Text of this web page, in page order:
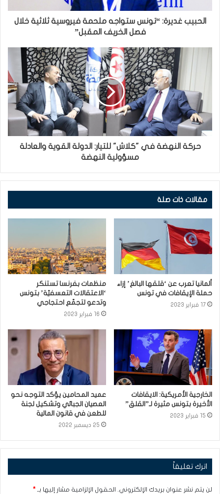
الحبيب غديرة: “تونس ستواجه ملحمة فيروسية ثلاثية خلال
فصل الخريف المقبل”
حركة النهضة في "كلاش" للتيار: الدولة القوية والعادلة
مسؤولية النهضة
مقالات ذات صلة
ألمانيا تعرب عن ‘قلقها البالغ’ إزاء
حملة الإيقافات في تونس
17 فبراير 2023
منظمات بفرنسا تستنكر
‘الاعتقالات التعسفيّة’ بتونس
وتدعو لتجمّع احتجاجي
16 فبراير 2023
الخارجية الأمريكية: الايقافات
الأخيرة بتونس مثيرة لـ”القلق”
15 فبراير 2023
عميد المحامين يؤكد التوجه نحو
العصيان الجبائي وتشكيل لجنة
للطعن في قانون المالية
25 ديسمبر 2022
اترك تعليقاً
لن يتم نشر عنوان بريدك الإلكتروني. الحقول الإلزامية مشار إليها بـ *